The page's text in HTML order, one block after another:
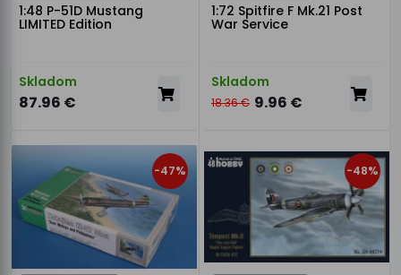
1:48 P-51D Mustang
LIMITED Edition
Skladom
87.96 €
1:72 Spitfire F Mk.21 Post
War Service
Skladom
18.36 € 9.96 €
-47% -48%